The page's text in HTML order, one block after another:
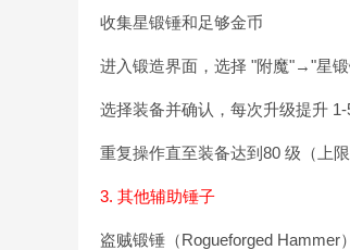
收集星锻锤和足够金币
进入锻造界面，选择 "附魔"→"星
选择装备并确认，每次升级提升 1-
重复操作直至装备达到80 级（上限
3. 其他辅助锤子
盗贼锻锤（Rogueforged